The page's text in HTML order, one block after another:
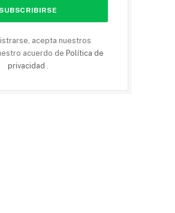
acepta nuestros
acuerdo de Política de
privacidad .